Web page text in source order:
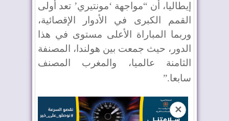
إيطاليا، أن “مواجهة ‘مونتيري’ تعد أولى
القمم الكبرى في الأدوار الإقصائية،
وربما المباراة الأعلى مستوى في هذا
الدور، حيث جمعت بين هولندا، المصنفة
الثامنة عالميا، والمغرب المصنف
سابعا”.
✕